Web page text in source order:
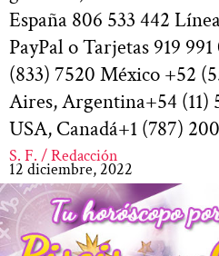
España 806 533 442
PayPal o Tarjetas 919
(833) 7520 México +52
Aires, Argentina+54 (11)
USA, Canadá+1 (787)
S. F. / Redacción
12 diciembre, 2022